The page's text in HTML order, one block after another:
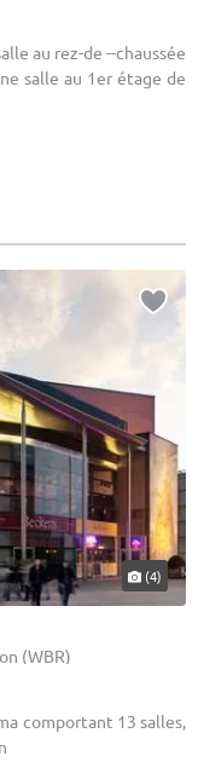
au rez-de --chaussée
salle au 1er étage de
(4)
(WBR)
comportant 13 salles,